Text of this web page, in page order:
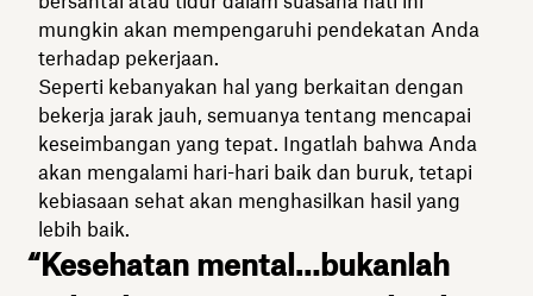
mungkin akan mempengaruhi pendekatan Anda
terhadap pekerjaan.
Seperti kebanyakan hal yang berkaitan dengan
bekerja jarak jauh, semuanya tentang mencapai
keseimbangan yang tepat. Ingatlah bahwa Anda
akan mengalami hari-hari baik dan buruk, tetapi
kebiasaan sehat akan menghasilkan hasil yang
lebih baik.
“Kesehatan mental…bukanlah